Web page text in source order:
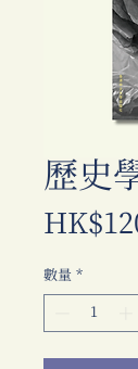
歷史
數量 *